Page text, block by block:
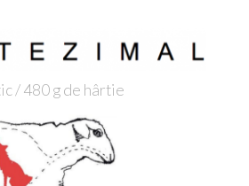
/ 480 g de hârtie